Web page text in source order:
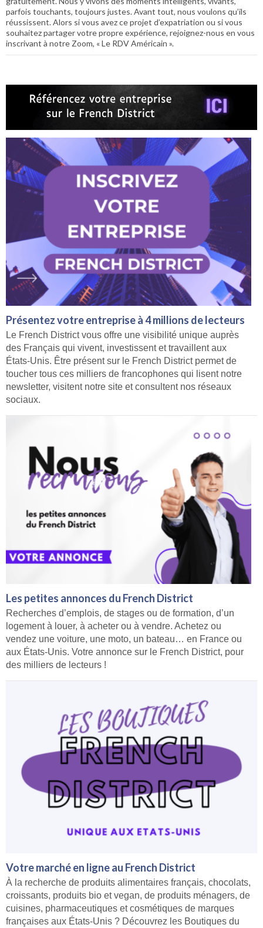
parfois touchants, toujours justes. Avant tout, nous voulons qu’ils
réussissent. Alors si vous avez ce projet d’expatriation ou si vous
souhaitez partager votre propre expérience, rejoignez-nous en vous
inscrivant à notre Zoom, « Le RDV Américain ».
Présentez votre entreprise à 4 millions de lecteurs
Le French District vous offre une visibilité unique auprès
des Français qui vivent, investissent et travaillent aux
États-Unis. Être présent sur le French District permet de
toucher tous ces milliers de francophones qui lisent notre
newsletter, visitent notre site et consultent nos réseaux
sociaux.
Les petites annonces du French District
Recherches d’emplois, de stages ou de formation, d’un
logement à louer, à acheter ou à vendre. Achetez ou
vendez une voiture, une moto, un bateau… en France ou
aux États-Unis. Votre annonce sur le French District, pour
des milliers de lecteurs !
Votre marché en ligne au French District
À la recherche de produits alimentaires français, chocolats,
croissants, produits bio et vegan, de produits ménagers, de
cuisines, pharmaceutiques et cosmétiques de marques
françaises aux États-Unis ? Découvrez les Boutiques du